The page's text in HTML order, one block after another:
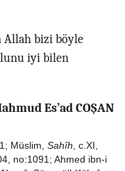
bizi böyle
iyi bilen
Es’ad COŞAN
Müslim, Sahîh , c.XI,
no:1091; Ahmed ibn-i